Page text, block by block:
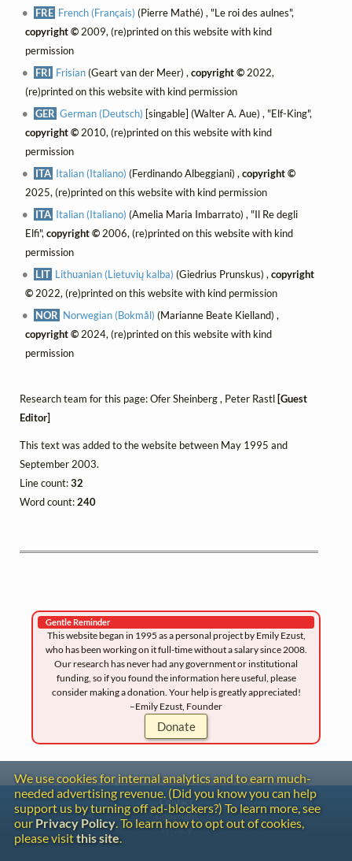
FRE French (Français) (Pierre Mathé) , "Le roi des aulnes",
copyright ©2009, (re)printed on this website with kind
permission
FRI Frisian(Geart van der Meer) ,copyright © 2022,
(re)printed on this website with kind permission
GER German (Deutsch) [singable] (Walter A. Aue) , "Elf-King",
copyright ©2010, (re)printed on this website with kind
permission
ITA Italian (Italiano) (Ferdinando Albeggiani) ,copyright ©
2025, (re)printed on this website with kind permission
ITA Italian (Italiano) (Amelia Maria Imbarrato) , "Il Re degli
Elfi",copyright ©2006, (re)printed on this website with kind
permission
LIT Lithuanian (Lietuvių kalba) (Giedrius Prunskus) ,copyright
©2022, (re)printed on this website with kind permission
NOR Norwegian (Bokmål) (Marianne Beate Kielland) ,
copyright ©2024, (re)printed on this website with kind
permission
Research team for this page: Ofer Sheinberg , Peter Rastl [Guest
Editor]
This text was added to the website between May 1995 and
September 2003.
Line count:32
Word count:240
Gentle Reminder
This website began in 1995 as a personal project by Emily Ezust,
who has been working on it full-time without a salary since 2008.
Our research has never had any government or institutional
funding, so if you found the information here useful, please
consider making a donation. Your help is greatly appreciated!
–Emily Ezust, Founder
Donate
We use cookies for internal analytics and to earn much-
needed advertising revenue. (Did you know you can help
support us by turning off ad-blockers?) To learn more, see
our Privacy Policy. To learn how to opt out of cookies,
please visitthis site.
Contact
Copyright
Privacy